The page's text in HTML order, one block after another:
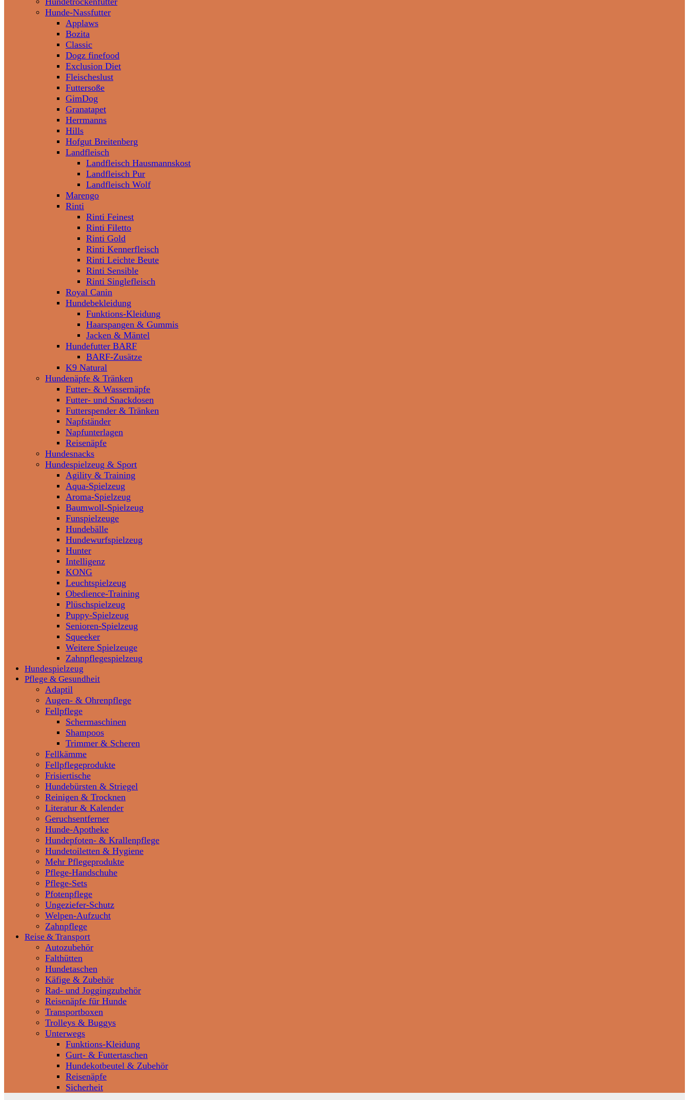
Hunde-Nassfutter
Applaws
Bozita
Classic
Dogz finefood
Exclusion Diet
Fleischeslust
Futtersoße
GimDog
Granatapet
Herrmanns
Hills
Hofgut Breitenberg
Landfleisch
Landfleisch Hausmannskost
Landfleisch Pur
Landfleisch Wolf
Marengo
Rinti
Rinti Feinest
Rinti Filetto
Rinti Gold
Rinti Kennerfleisch
Rinti Leichte Beute
Rinti Sensible
Rinti Singlefleisch
Royal Canin
Hundebekleidung
Funktions-Kleidung
Haarspangen & Gummis
Jacken & Mäntel
Hundefutter BARF
BARF-Zusätze
K9 Natural
Hundenäpfe & Tränken
Futter- & Wassernäpfe
Futter- und Snackdosen
Futterspender & Tränken
Napfständer
Napfunterlagen
Reisenäpfe
Hundesnacks
Hundespielzeug & Sport
Agility & Training
Aqua-Spielzeug
Aroma-Spielzeug
Baumwoll-Spielzeug
Funspielzeuge
Hundebälle
Hundewurfspielzeug
Hunter
Intelligenz
KONG
Leuchtspielzeug
Obedience-Training
Plüschspielzeug
Puppy-Spielzeug
Senioren-Spielzeug
Squeeker
Weitere Spielzeuge
Zahnpflegespielzeug
Hundespielzeug
Pflege & Gesundheit
Adaptil
Augen- & Ohrenpflege
Fellpflege
Schermaschinen
Shampoos
Trimmer & Scheren
Fellkämme
Fellpflegeprodukte
Frisiertische
Hundebürsten & Striegel
Reinigen & Trocknen
Literatur & Kalender
Geruchsentferner
Hunde-Apotheke
Hundepfoten- & Krallenpflege
Hundetoiletten & Hygiene
Mehr Pflegeprodukte
Pflege-Handschuhe
Pflege-Sets
Pfotenpflege
Ungeziefer-Schutz
Welpen-Aufzucht
Zahnpflege
Reise & Transport
Autozubehör
Falthütten
Hundetaschen
Käfige & Zubehör
Rad- und Joggingzubehör
Reisenäpfe für Hunde
Transportboxen
Trolleys & Buggys
Unterwegs
Funktions-Kleidung
Gurt- & Futtertaschen
Hundekotbeutel & Zubehör
Reisenäpfe
Sicherheit